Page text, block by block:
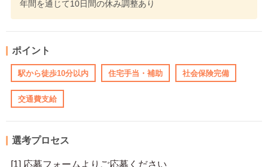
年間を通じて10日間の休み調整あり
ポイント
駅から徒歩10分以内 住宅手当・補助 社会保険完備
交通費支給
選考プロセス
[1] 応募フォームよりご応募ください